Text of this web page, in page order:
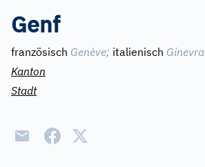
Genf
französisch Genève; italienisch Ginevra
Kanton
Stadt